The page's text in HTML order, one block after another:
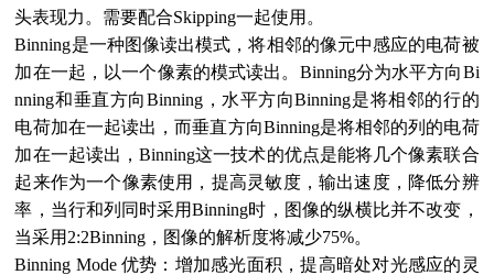
头表现力。需要配合Skipping一起使用。
Binning是一种图像读出模式，将相邻的像元中感应的电荷被
加在一起，以一个像素的模式读出。Binning分为水平方向Bi
nning和垂直方向Binning，水平方向Binning是将相邻的行的
电荷加在一起读出，而垂直方向Binning是将相邻的列的电荷
加在一起读出，Binning这一技术的优点是能将几个像素联合
起来作为一个像素使用，提高灵敏度，输出速度，降低分辨
率，当行和列同时采用Binning时，图像的纵横比并不改变，
当采用2:2Binning，图像的解析度将减少75%。
Binning Mode 优势：增加感光面积，提高暗处对光感应的灵